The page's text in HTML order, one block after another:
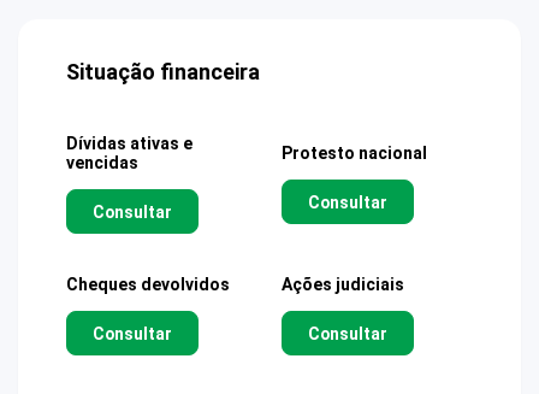
Situação financeira
Dívidas ativas e
vencidas
Consultar
Protesto nacional
Consultar
Cheques devolvidos
Consultar
Ações judiciais
Consultar